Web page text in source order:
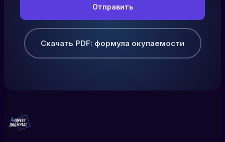
Скачать PDF: формула окупаемости